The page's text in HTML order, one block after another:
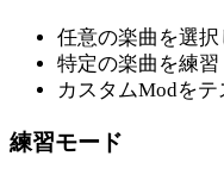
任意の楽曲を選択
特定の楽曲を練習
カスタムModをテ
練習モード